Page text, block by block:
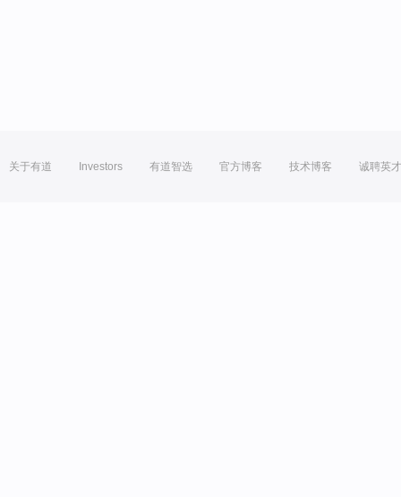
关于有道 Investors 有道智选 官方博客 技术博客 诚聘英才